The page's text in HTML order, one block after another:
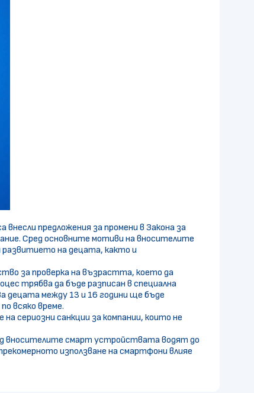
предложения за промени в Закона за
Сред основните мотиви на вносителите
развитието на децата, както и
за проверка на възрастта, което да
трябва да бъде разписан в специална
децата между 13 и 16 години ще бъде
всяко време.
сериозни санкции за компании, които не
вносителите смарт устройствата водят до
използване на смартфони влияе